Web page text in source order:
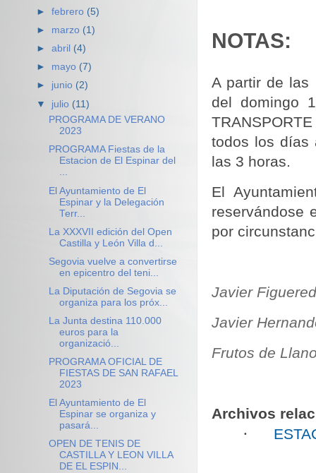
NOTAS:
A partir de las
del domingo
todos los días
las 3 horas.
El
reservándose
por
Javier
Javier
Frutos de
Archivos
·
►febrero (5)
► marzo (1)
►abril (4)
► mayo (7)
► junio (2)
▼ julio (11)
PROGRAMA DE VERANO
2023
PROGRAMA Fiestas de la
Estacion de El Espinar del
...
El Ayuntamiento de El
Espinar y la Delegación
Terr...
La XXXVII edición del Open
Castilla y León Villa d...
Segovia vuelve a convertirse
en epicentro del teni...
La Diputación de Segovia se
organiza para los próx...
La Junta destina 110.000
euros para la
organizació...
PROGRAMA OFICIAL DE
FIESTAS DE SAN RAFAEL
2023
El Ayuntamiento de El
Espinar se organiza y
pasará...
OPEN DE TENIS DE
CASTILLA Y LEON VILLA
DE EL ESPIN...